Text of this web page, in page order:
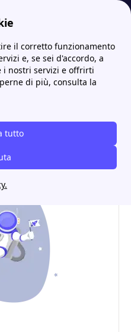
il corretto funzionamento
e, se sei d'accordo, a
i nostri servizi e offrirti
di più, consulta la
tutto
trova gli sportelli e assistenza Scopri gli store E.ON di Massazza e le migliori offerte per i cittadini massazzesi
E.ON di